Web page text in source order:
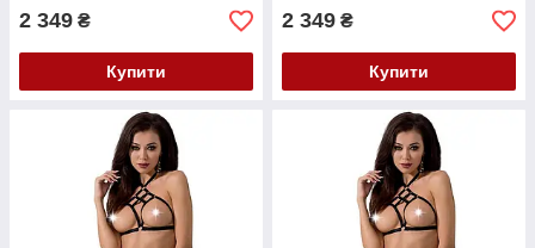
2 349 ₴
Купити
2 349 ₴
Купити